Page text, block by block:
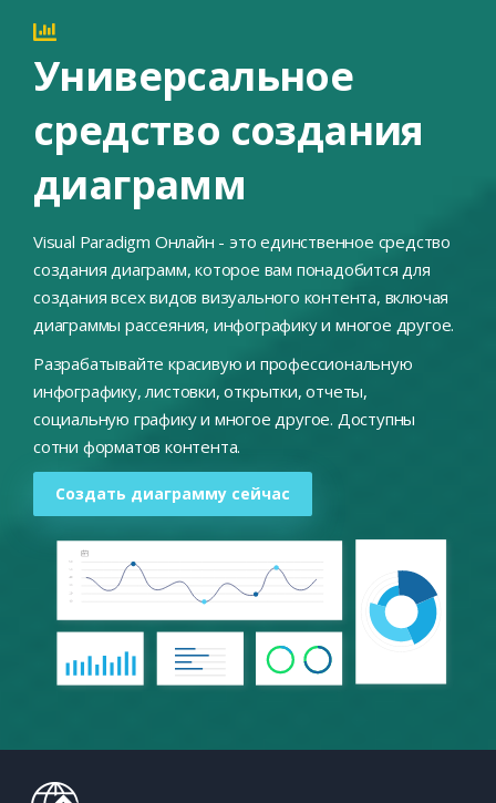
Универсальное
средство создания
диаграмм
Visual Paradigm Онлайн - это единственное средство
создания диаграмм, которое вам понадобится для
создания всех видов визуального контента, включая
диаграммы рассеяния, инфографику и многое другое.
Разрабатывайте красивую и профессиональную
инфографику, листовки, открытки, отчеты,
социальную графику и многое другое. Доступны
сотни форматов контента.
Создать диаграмму сейчас